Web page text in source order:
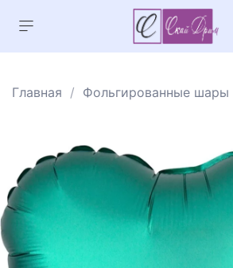
Главная Фольгированные шары